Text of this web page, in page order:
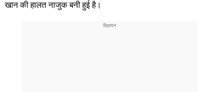
खान की हालत नाजुक बनी हुई है।